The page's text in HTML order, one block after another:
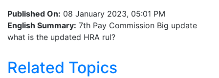
Published On: 08 January 2023, 05:01 PM
English Summary: 7th Pay Commission Big update
what is the updated HRA rul?
Related Topics